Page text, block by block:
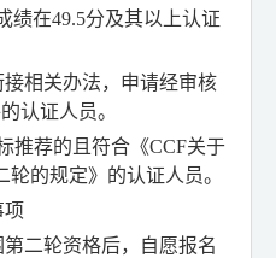
绩在49.5分及其以上认证
接相关办法，申请经审核
认证人员。
推荐的且符合《CCF关于
轮的规定》的认证人员。
项
二轮资格后，自愿报名